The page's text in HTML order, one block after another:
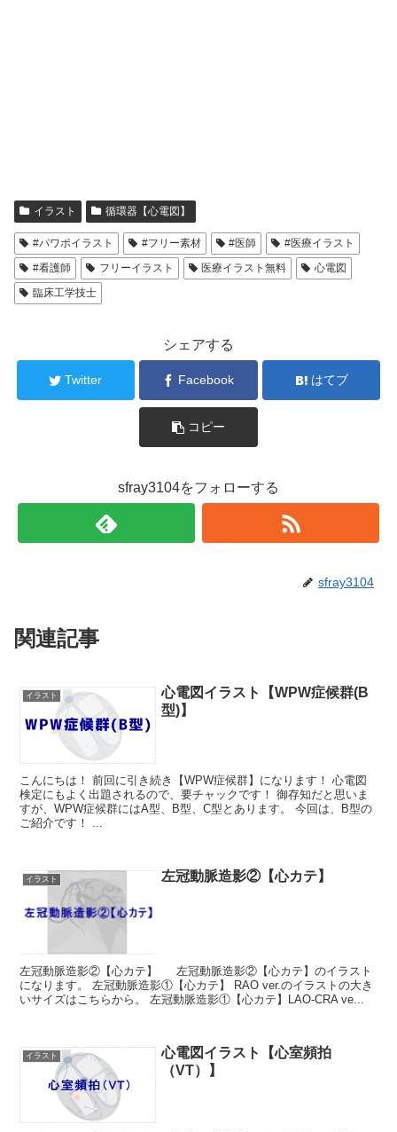
イラスト 循環器【心電図】
#パワポイラスト #フリー素材 #医師
#医療イラスト
#看護師
フリーイラスト 医療イラスト無料
心電図
臨床工学技士
シェアする
Twitter Facebook はてブ
コピー
sfray3104をフォローする
sfray3104
関連記事
イラスト
心電図イラスト【WPW症候群(B
型)】
こんにちは！ 前回に引き続き【WPW症候群】になります！ 心電図
検定にもよく出題されるので、要チャックです！ 御存知だと思いま
すが、WPW症候群にはA型、B型、C型とあります。 今回は、B型の
ご紹介です！ ...
イラスト 左冠動脈造影②【心カテ】
左冠動脈造影②【心カテ】 左冠動脈造影②【心カテ】のイラスト
になります。 左冠動脈造影①【心カテ】 RAO ver.のイラストの大き
いサイズはこちらから。 左冠動脈造影①【心カテ】LAO-CRA ve...
イラスト
心電図イラスト【心室頻拍
（VT）】